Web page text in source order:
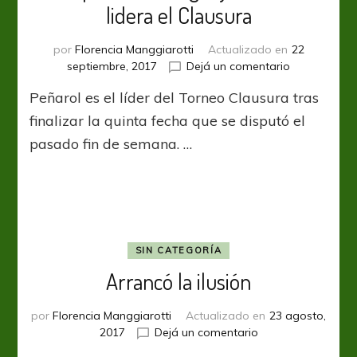
lidera el Clausura
por Florencia Manggiarotti Actualizado en 22
septiembre, 2017
Dejá un comentario
Uruguayo:
Peñarol
Peñarol es el líder del Torneo Clausura tras
finalizar la quinta fecha que se disputó el
pasado fin de semana. …
SIN CATEGORÍA
Arrancó la ilusión
por Florencia Manggiarotti Actualizado en 23 agosto,
2017
Dejá un comentarioen